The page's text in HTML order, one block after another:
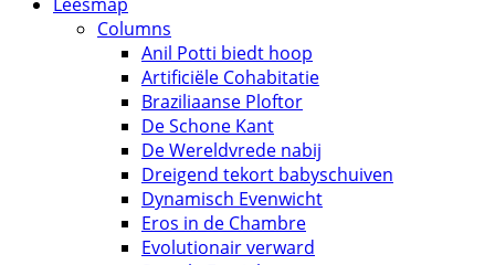
Columns
Anil Potti biedt hoop
Artificiële Cohabitatie
Braziliaanse Ploftor
De Schone Kant
De Wereldvrede nabij
Dreigend tekort babyschuiven
Dynamisch Evenwicht
Eros in de Chambre
Evolutionair verward